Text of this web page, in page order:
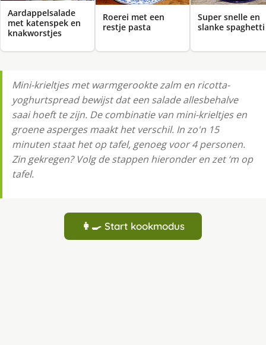
Aardappelsalade
met katenspek en
knakworstjes
Roerei met een
restje pasta
Super snelle en
slanke spaghetti
Mini-krieltjes met warmgerookte zalm en ricotta-
yoghurtspread bewijst dat een salade allesbehalve
saai hoeft te zijn. De combinatie van mini-krieltjes en
groene asperges maakt het verschil. In zo'n 15
minuten staat het op tafel, genoeg voor 4 personen.
Zin gekregen? Volg de stappen hieronder en zet ‘m op
tafel.
👩‍🍳 Start kookmodus